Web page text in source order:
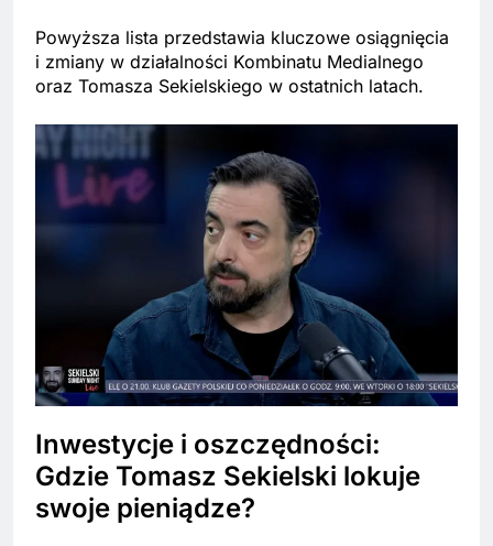
Powyższa lista przedstawia kluczowe osiągnięcia
i zmiany w działalności Kombinatu Medialnego
oraz Tomasza Sekielskiego w ostatnich latach.
Inwestycje i oszczędności:
Gdzie Tomasz Sekielski lokuje
swoje pieniądze?